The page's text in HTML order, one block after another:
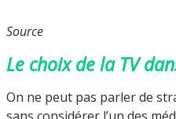
Source
Le choix de la TV
On ne peut pas parler de